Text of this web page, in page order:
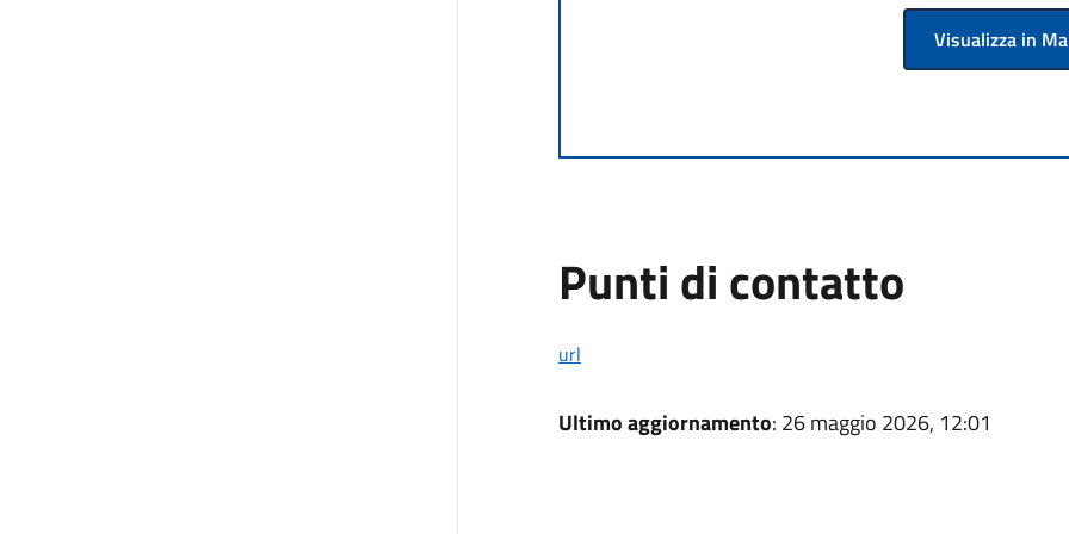
Visualizza in
Punti di contatto
url
Ultimo aggiornamento: 26 maggio 2026, 12:01